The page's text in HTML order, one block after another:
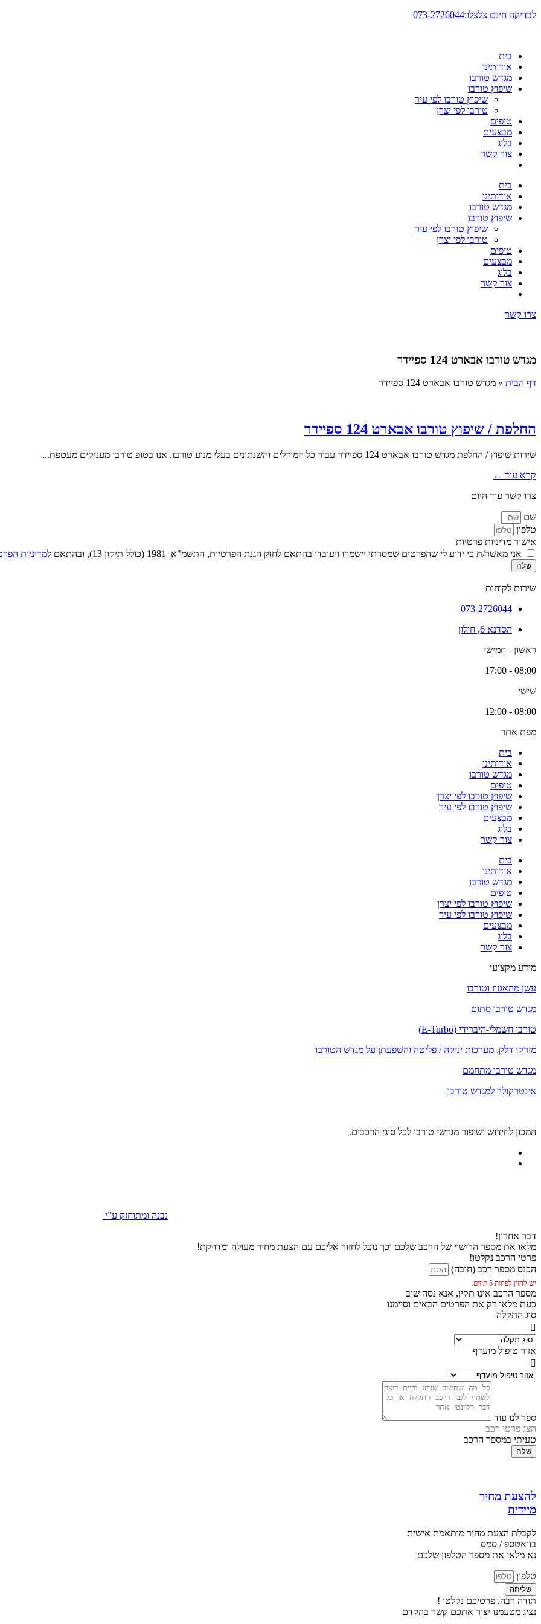
דלג
לבדיקה חינם צלצלו:073-2726044
בית
אודותינו
מגדש טורבו
שיפוץ טורבו
שיפוץ טורבו לפי עיר
טורבו לפי יצרן
טיפים
מבצעים
בלוג
צור קשר
בית
אודותינו
מגדש טורבו
שיפוץ טורבו
שיפוץ טורבו לפי עיר
טורבו לפי יצרן
טיפים
מבצעים
בלוג
צור קשר
צרו קשר
מגדש טורבו אבארט 124 ספיידר
דף הבית » מגדש טורבו אבארט 124 ספיידר
החלפת / שיפוץ טורבו אבארט 124 ספיידר
שירות שיפוץ / החלפת מגדש טורבו אבארט 124 ספיידר עבור כל המודלים והשנתונים בעלי מנוע טורבו. אנו בטופ טורבו מעניקים מעטפת...
קרא עוד ←
צרו קשר עוד היום
שם
טלפון
אישור מדיניות פרטיות
אני מאשר/ת כי ידוע לי שהפרטים שמסרתי יישמרו ויעובדו בהתאם לחוק הגנת הפרטיות, התשמ"א–1981 (כולל תיקון 13), ובהתאם ל
מדיניות
שלח
שירות לקוחות
073-2726044
הסדנא 6, חולון
ראשון - חמישי
08:00 - 17:00
שישי
08:00 - 12:00
מפת אתר
בית
אודותינו
מגדש טורבו
טיפים
שיפוץ טורבו לפי יצרן
שיפוץ טורבו לפי עיר
מבצעים
בלוג
צור קשר
בית
אודותינו
מגדש טורבו
טיפים
שיפוץ טורבו לפי יצרן
שיפוץ טורבו לפי עיר
מבצעים
בלוג
צור קשר
מידע מקצועי
עשן מהאגזוז וטורבו
מגדש טורבו סתום
טורבו חשמלי-היברידי (E-Turbo)
מזרקי דלק, מערכות יניקה / פליטה והשפעתן על מגדש הטורבו
מגדש טורבו מתחמם
אינטרקולר למגדש טורבו
המכון לחידוש ושיפור מגדשי טורבו לכל סוגי הרכבים.
נבנה ומתוחזק ע”י
דבר אחרון!
מלאו את מספר הרישוי של הרכב שלכם וכך נוכל לחזור אליכם עם הצעת מחיר מעולה ומדויקת!
פרטי הרכב נקלטו!
הכנס מספר רכב (חובה)
יש להזין לפחות 5 תווים.
מספר הרכב אינו תקין, אנא נסה שוב
כעת מלאו רק את הפרטים הבאים וסיימנו
סוג התקלה
אזור טיפול מועדף
ספר לנו עוד
הצג פרטי רכב
טעיתי במספר הרכב
שלח
להצעת מחיר
מיידית
לקבלת הצעת מחיר מותאמת אישית
בוואטספ / סמס
נא מלאו את מספר הטלפון שלכם
טלפון
שליחה
תודה רבה, פרטיכם נקלטו !
נציג מטעמנו יצור אתכם קשר בהקדם